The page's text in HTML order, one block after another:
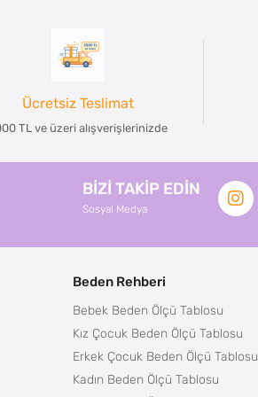
Ücretsiz Teslimat
TL ve üzeri alışverişlerinizde
BİZİ TAKİP EDİN
Sosyal Medya
Beden Rehberi
Bebek Beden Ölçü Tablosu
Kız Çocuk Beden Ölçü Tablosu
Erkek Çocuk Beden Ölçü Tablosu
Kadın Beden Ölçü Tablosu